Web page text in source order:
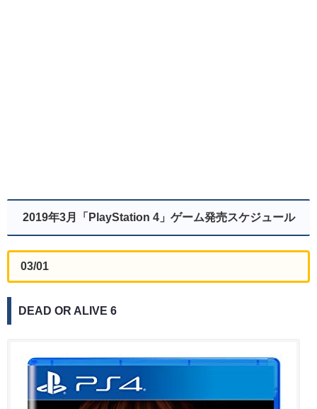
2019年3月「PlayStation 4」ゲーム発売スケジュール
03/01
DEAD OR ALIVE 6